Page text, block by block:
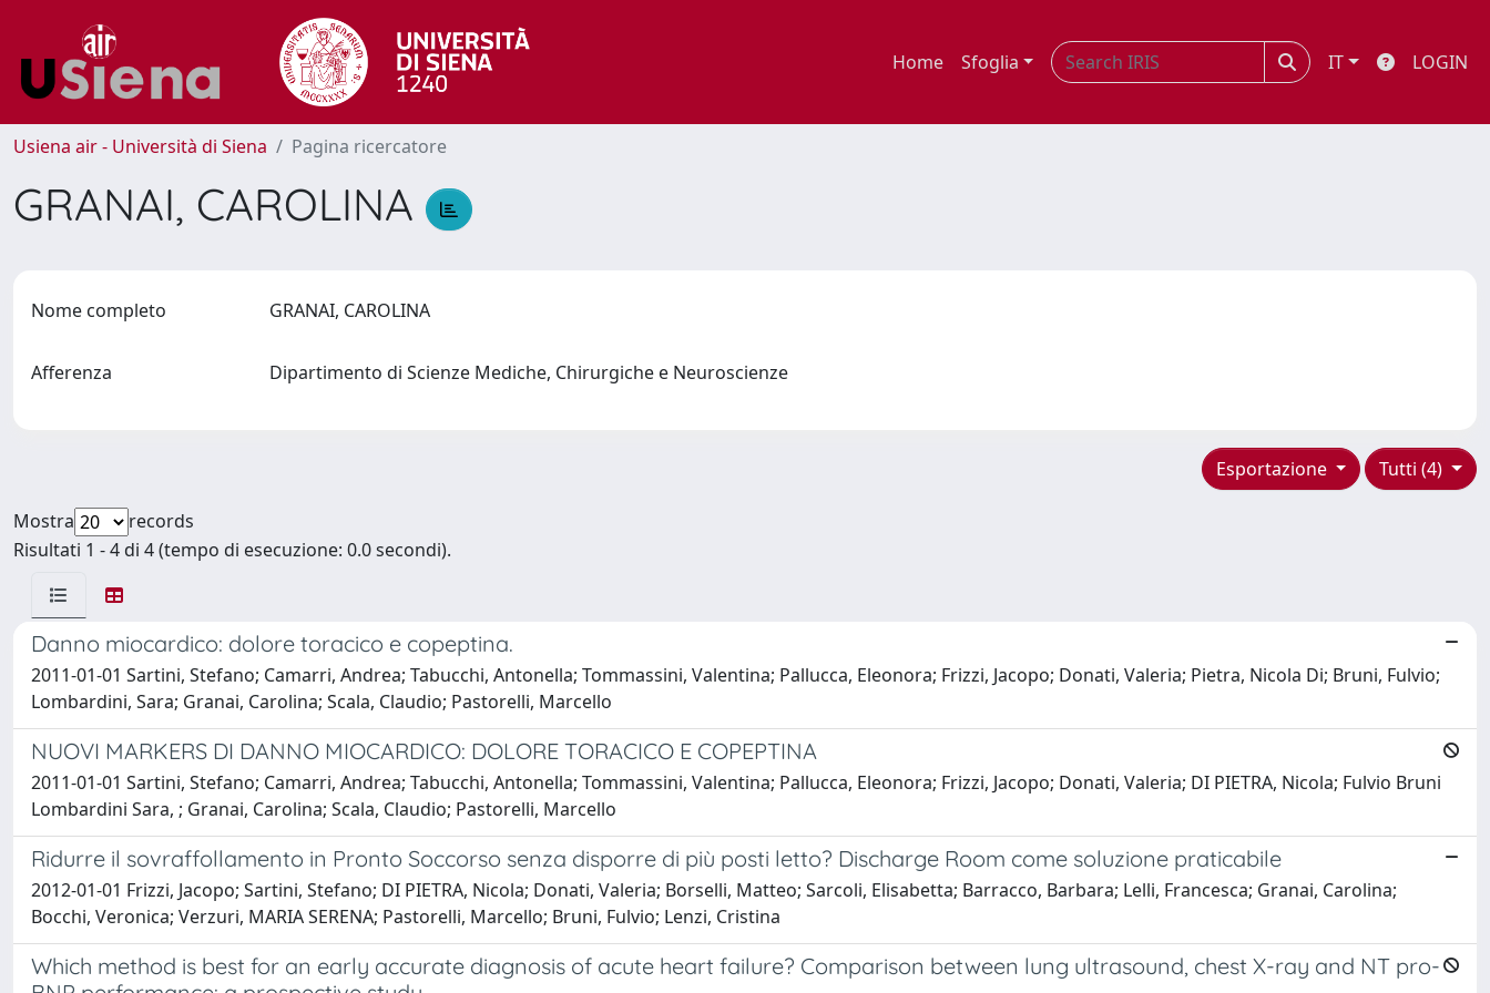
Home Sfoglia IT LOGIN
Usiena air - Università di Siena Pagina ricercatore
GRANAI, CAROLINA
Nome completo GRANAI, CAROLINA
Afferenza Dipartimento di Scienze Mediche, Chirurgiche e Neuroscienze
Tutti (4)
Esportazione
Mostra
records
Risultati 1 - 4 di 4 (tempo di esecuzione: 0.0 secondi).
Danno miocardico: dolore toracico e copeptina.
2011-01-01 Sartini, Stefano; Camarri, Andrea; Tabucchi, Antonella; Tommassini, Valentina; Pallucca, Eleonora; Frizzi, Jacopo; Donati, Valeria; Pietra, Nicola Di; Bruni, Fulvio;
Lombardini, Sara; Granai, Carolina; Scala, Claudio; Pastorelli, Marcello
NUOVI MARKERS DI DANNO MIOCARDICO: DOLORE TORACICO E COPEPTINA
2011-01-01 Sartini, Stefano; Camarri, Andrea; Tabucchi, Antonella; Tommassini, Valentina; Pallucca, Eleonora; Frizzi, Jacopo; Donati, Valeria; DI PIETRA, Nicola; Fulvio Bruni
Lombardini Sara, ; Granai, Carolina; Scala, Claudio; Pastorelli, Marcello
Ridurre il sovraffollamento in Pronto Soccorso senza disporre di più posti letto? Discharge Room come soluzione praticabile
2012-01-01 Frizzi, Jacopo; Sartini, Stefano; DI PIETRA, Nicola; Donati, Valeria; Borselli, Matteo; Sarcoli, Elisabetta; Barracco, Barbara; Lelli, Francesca; Granai, Carolina;
Bocchi, Veronica; Verzuri, MARIA SERENA; Pastorelli, Marcello; Bruni, Fulvio; Lenzi, Cristina
Which method is best for an early accurate diagnosis of acute heart failure? Comparison between lung ultrasound, chest X-ray and NT pro-